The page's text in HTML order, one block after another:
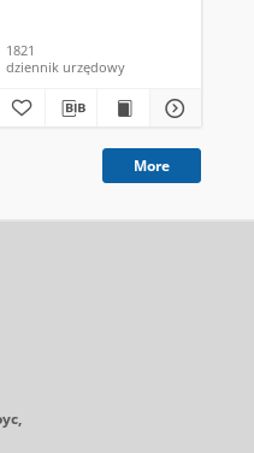
1821
dziennik urzędowy
More